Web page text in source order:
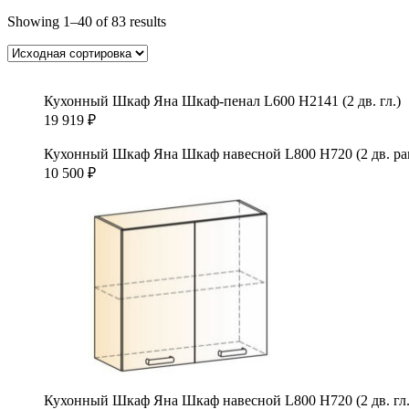
Showing 1–40 of 83 results
Кухонный Шкаф Яна Шкаф-пенал L600 H2141 (2 дв. гл.)
19 919 ₽
Кухонный Шкаф Яна Шкаф навесной L800 Н720 (2 дв.
10 500 ₽
Кухонный Шкаф Яна Шкаф навесной L800 Н720 (2 дв.